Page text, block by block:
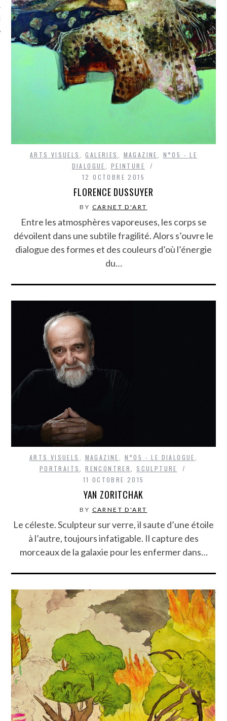
ARTS VISUELS ,GALERIES MAGAZINE
N°05 - LE
DIALOGUE
PEINTURE
12 OCTOBRE 2015
FLORENCE DUSSUYER
BY CARNET D'ART
Entre les atmosphères vaporeuses, les corps se
dévoilent dans une subtile fragilité. Alors s’ouvre le
dialogue des formes et des couleurs d’où l’énergie
du…
ARTS VISUELS MAGAZINE N°05 - LE DIALOGUE
PORTRAITS
,RENCONTRER
SCULPTURE
11 OCTOBRE 2015
YAN ZORITCHAK
BY CARNET D'ART
Le céleste. Sculpteur sur verre, il saute d’une étoile
à l’autre, toujours infatigable. Il capture des
morceaux de la galaxie pour les enfermer dans…